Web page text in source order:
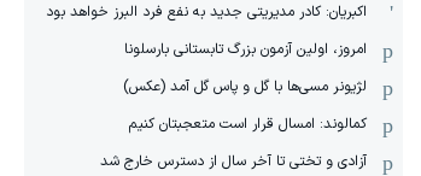
اکبریان: کادر مدیریتی جدید به نفع فرد البرز خواهد بود
امروز، اولین آزمون بزرگ تابستانی بارسلونا
لژیونر مسی‌ها با گل و پاس گل آمد (عکس)
کمالوند: امسال قرار است متعجبتان کنیم
آزادی و تختی تا آخر سال از دسترس خارج شد